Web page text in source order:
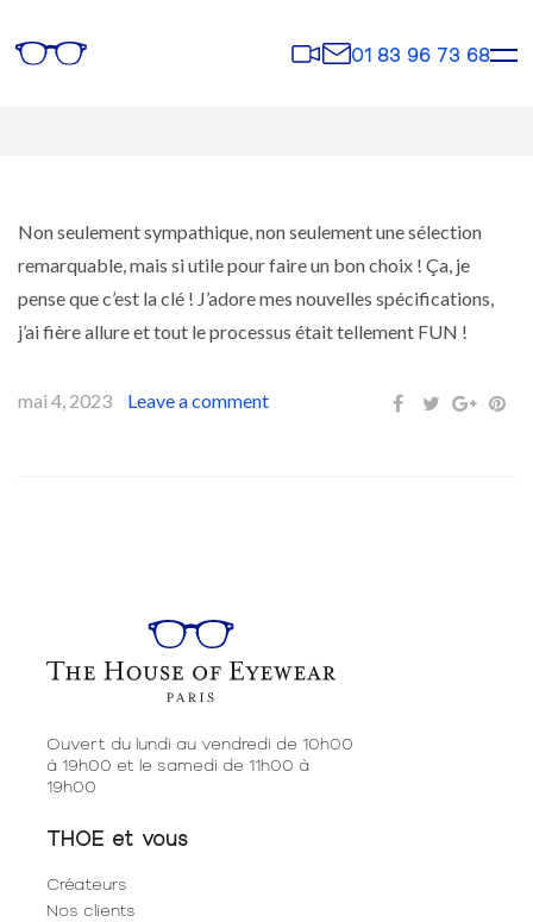
Rendez-
vous
Contact
01 83 96 73 68
Non seulement sympathique, non seulement une sélection
remarquable, mais si utile pour faire un bon choix ! Ça, je
pense que c’est la clé ! J’adore mes nouvelles spécifications,
j’ai fière allure et tout le processus était tellement FUN !
mai 4, 2023 Leave a comment
Ouvert du lundi au vendredi de 10h00
à 19h00 et le samedi de 11h00 à
19h00
THOE et vous
Créateurs
Nos clients